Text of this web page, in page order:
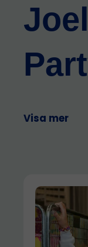
Visa mer